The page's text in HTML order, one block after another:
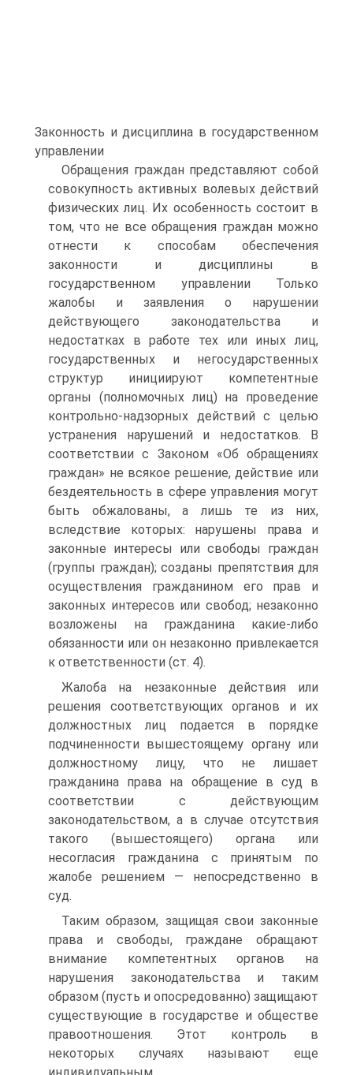
Законность и дисциплина в государственном
управлении
Обращения граждан представляют собой
совокупность активных волевых действий
физических лиц. Их особенность состоит в
том, что не все обращения граждан можно
отнести к способам обеспечения
законности и дисциплины в
государственном управлении Только
жалобы и заявления о нарушении
действующего законодательства и
недостатках в работе тех или иных лиц,
государственных и негосударственных
структур инициируют компетентные
органы (полномочных лиц) на проведение
контрольно-надзорных действий с целью
устранения нарушений и недостатков. В
соответствии с Законом «Об обращениях
граждан» не всякое решение, действие или
бездеятельность в сфере управления могут
быть обжалованы, а лишь те из них,
вследствие которых: нарушены права и
законные интересы или свободы граждан
(группы граждан); созданы препятствия для
осуществления гражданином его прав и
законных интересов или свобод; незаконно
возложены на гражданина какие-либо
обязанности или он незаконно привлекается
к ответственности (ст. 4).
Жалоба на незаконные действия или
решения соответствующих органов и их
должностных лиц подается в порядке
подчиненности вышестоящему органу или
должностному лицу, что не лишает
гражданина права на обращение в суд в
соответствии с действующим
законодательством, а в случае отсутствия
такого (вышестоящего) органа или
несогласия гражданина с принятым по
жалобе решением — непосредственно в
суд.
Таким образом, защищая свои законные
права и свободы, граждане обращают
внимание компетентных органов на
нарушения законодательства и таким
образом (пусть и опосредованно) защищают
существующие в государстве и обществе
правоотношения. Этот контроль в
некоторых случаях называют еще